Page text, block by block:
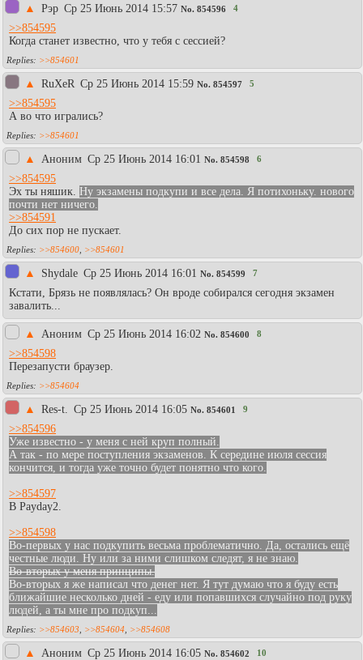
▲ Рэр Ср 25 Июнь 2014 15:57 No. 854596 4
>>854595
Когда станет известно, что у тебя с сессией?
>>854601
▲ RuXeR Ср 25 Июнь 2014 15:59 No. 854597 5
>>854595
А во что игрались?
>>854601
▲ Аноним Ср 25 Июнь 2014 16:01 No. 854598 6
>>854595
Эх ты няшик. Ну экзамены подкупи и все дела. Я потихоньку. нового
почти нет ничего.
>>854591
До сих пор не пускает.
>>854600 >>854601
▲ Shydale Ср 25 Июнь 2014 16:01 No. 854599 7
Кстати, Брязь не появлялась? Он вроде собирался сегодня экзамен
завалить...
▲ Аноним Ср 25 Июнь 2014 16:02 No. 854600 8
>>854598
Перезапусти браузер.
>>854604
▲ Res-t. Ср 25 Июнь 2014 16:05 No. 854601 9
>>854596
Уже известно - у меня с ней круп полный.
А так - по мере поступления экзаменов. К середине июля сессия
кончится, и тогда уже точно будет понятно что кого.
>>854597
В Payday2.
>>854598
Во-первых у нас подкупить весьма проблематично. Да, остались ещё
честные люди. Ну или за ними слишком следят, я не знаю.
Во-вторых у меня принципы.
Во-вторых я же написал что денег нет. Я тут думаю что я буду есть
ближайшие несколько дней - еду или попавшихся случайно под руку
людей, а ты мне про подкуп...
>>854603 >>854604 >>854608
▲ Аноним Ср 25 Июнь 2014 16:05 No. 854602 10